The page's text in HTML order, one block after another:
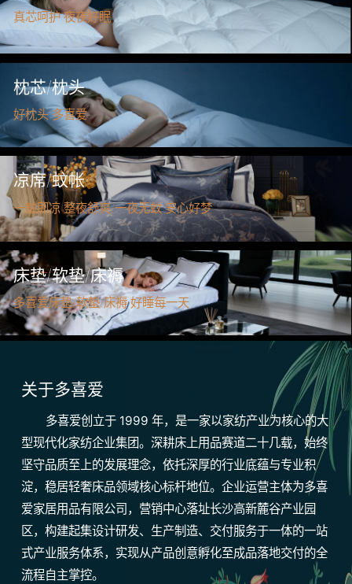
床垫
真芯呵护 夜夜好眠
枕芯/枕头
好枕头 多喜爱
凉席/蚊帐
一触即凉 整夜舒爽/一夜无蚊 安心好梦
床垫/软垫/床褥
多喜爱床垫/软垫/床褥 好睡每一天
关于多喜爱
多喜爱创立于 1999 年，是一家以家纺产业为核心的大
型现代化家纺企业集团。深耕床上用品赛道二十几载，始终
坚守品质至上的发展理念，依托深厚的行业底蕴与专业积
淀，稳居轻奢床品领域核心标杆地位。企业运营主体为多喜
爱家居用品有限公司，营销中心落址长沙高新麓谷产业园
区，构建起集设计研发、生产制造、交付服务于一体的一站
式产业服务体系，实现从产品创意孵化至成品落地交付的全
流程自主掌控。